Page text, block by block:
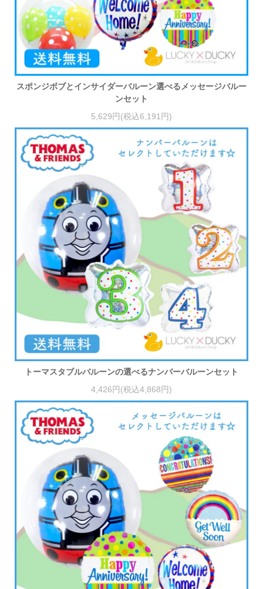
スポンジボブとインサイダーバルーン選べるメッセージバルー
ンセット
5,629円(税込6,191円)
トーマスタブルバルーンの選べるナンバーバルーンセット
4,426円(税込4,868円)